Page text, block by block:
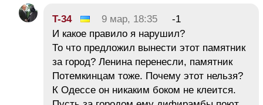
T-34 9 мар, 18:35
-1
И какое правило я нарушил?
То что предложил вынести этот памятник
за город? Ленина перенесли, памятник
Потемкинцам тоже. Почему этот нельзя?
К Одессе он никаким боком не клеится.